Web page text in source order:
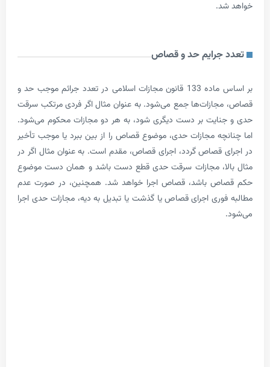
جرایم حد و قصاص
بر اساس ماده 133 قانون مجازات اسلامی در تعدد جرائم موجب حد و
جمع می‌شود. به عنوان مثال اگر فردی مرتکب سرقت
بر دست دیگری شود، به هر دو مجازات محکوم می­‌شود.
مجازات حدی، موضوع قصاص را از بین ببرد یا موجب تأخیر
قصاص گردد، اجرای قصاص، مقدم است. به عنوان مثال اگر در
مجازات سرقت حدی قطع دست باشد و همان دست موضوع
باشد، قصاص اجرا خواهد شد. همچنین، در صورت عدم
اجرای قصاص یا گذشت یا تبدیل به دیه، مجازات حدی اجرا